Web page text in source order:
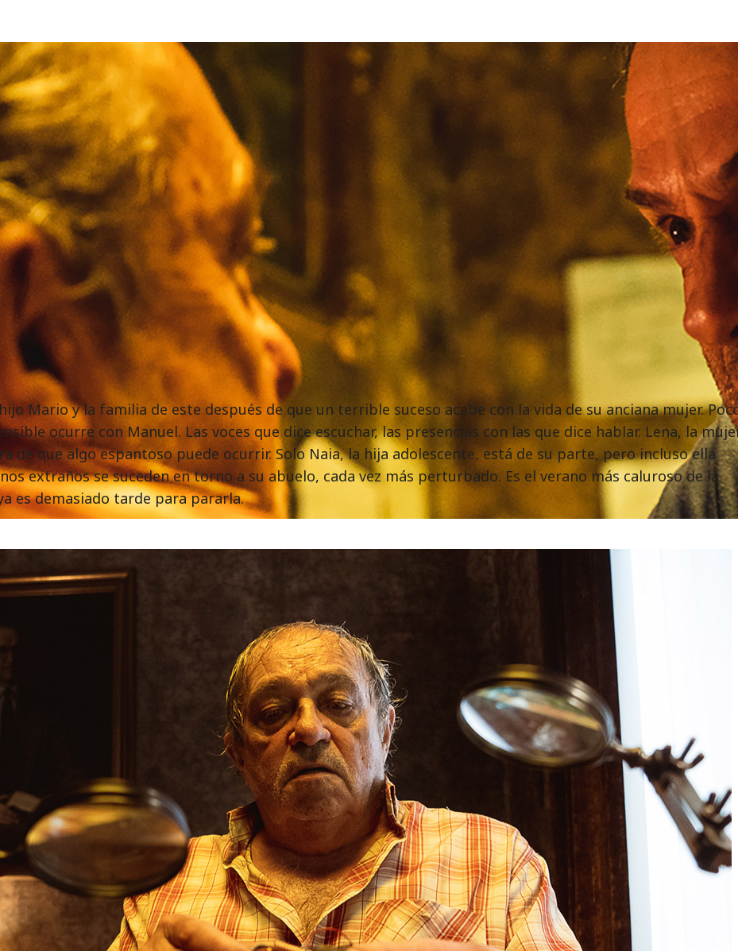
Mario y la familia de este después de que un terrible suceso acabe con la vida de su anciana mujer.
ocurre con Manuel. Las voces que dice escuchar, las presencias con las que dice hablar. Lena, la
de que algo espantoso puede ocurrir. Solo Naia, la hija adolescente, está de su parte, pero incluso ella
extraños se suceden en torno a su abuelo, cada vez más perturbado. Es el verano más caluroso de la
es demasiado tarde para pararla.